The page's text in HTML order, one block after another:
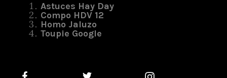
Astuces Hay Day
Compo HDV 12
Homo Jaluzo
Toupie Google